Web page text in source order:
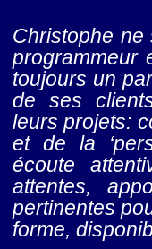
Christophe ne
programmeur
toujours un
de ses
leurs projets:
et de la
écoute
attentes,
pertinentes
forme,